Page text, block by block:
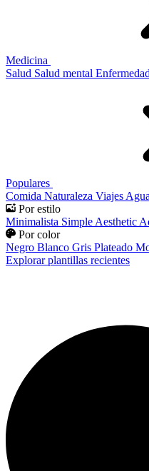
Medicina
Salud Salud mental Enfermedad
Populares
Comida Naturaleza Viajes Agua
Por estilo
Minimalista Simple Aesthetic
Por color
Negro Blanco Gris Plateado
Explorar plantillas recientes